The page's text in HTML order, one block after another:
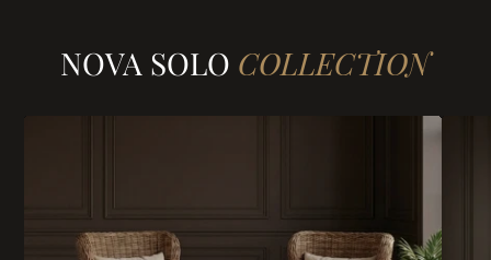
NOVA SOLO COLLECTION